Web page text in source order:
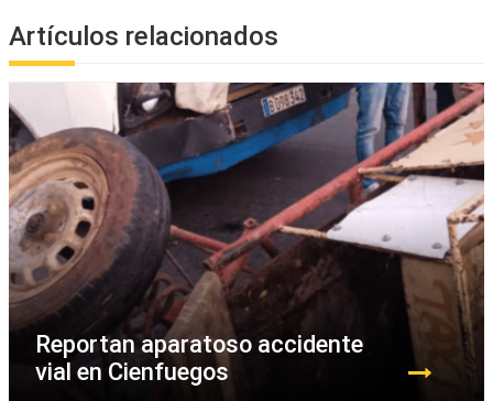
Artículos relacionados
Reportan aparatoso accidente
vial en Cienfuegos